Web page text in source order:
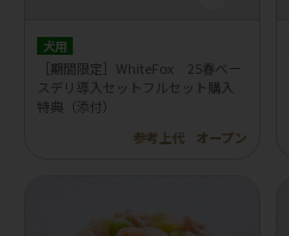
犬用
［期間限定］WhiteFox 25春ベー
スデリ導入セットフルセット購入
特典（添付）
参考上代
オープン